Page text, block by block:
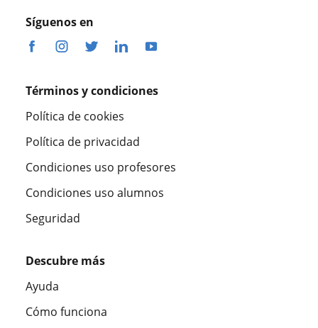
Síguenos en
Términos y condiciones
Política de cookies
Política de privacidad
Condiciones uso profesores
Condiciones uso alumnos
Seguridad
Descubre más
Ayuda
Cómo funciona